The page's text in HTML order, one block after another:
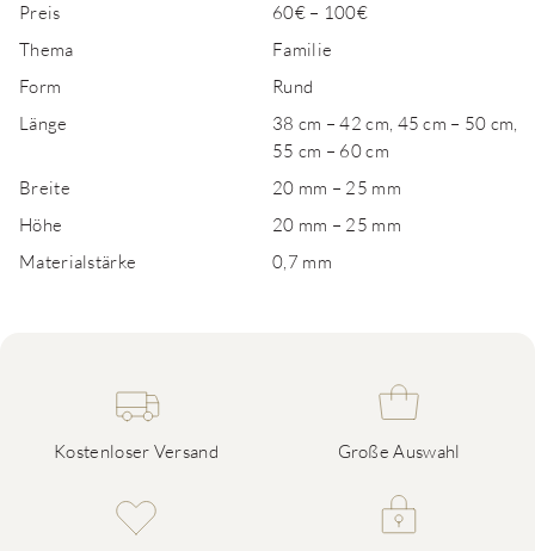
Preis
60€ – 100€
Thema
Familie
Form
Rund
Länge
38 cm – 42 cm, 45 cm – 50 cm,
55 cm – 60 cm
Breite
20 mm – 25 mm
Höhe
20 mm – 25 mm
Materialstärke
0,7 mm
Kostenloser Versand Große Auswahl